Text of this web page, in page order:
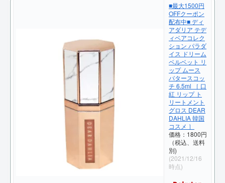
■最大1500円
OFFクーポン
配布中■ ディ
アダリア テデ
ィベアコレク
ション パラダ
イス ドリーム
ベルベット リ
ップ ムース
バタースコッ
チ 6.5ml ［ 口
紅 リップ ト
リートメント
グロス DEAR
DAHLIA 韓国
コスメ ］
価格：1800円
（税込、送料
別)
(2021/12/16
時点)